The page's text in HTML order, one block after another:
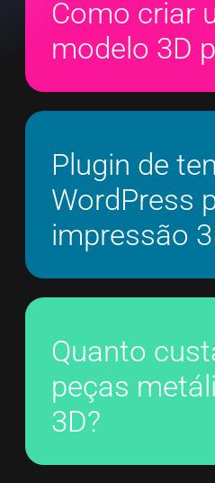
Como criar
modelo 3D
Plugin de
WordPress
impressão
Quanto
peças
3D?